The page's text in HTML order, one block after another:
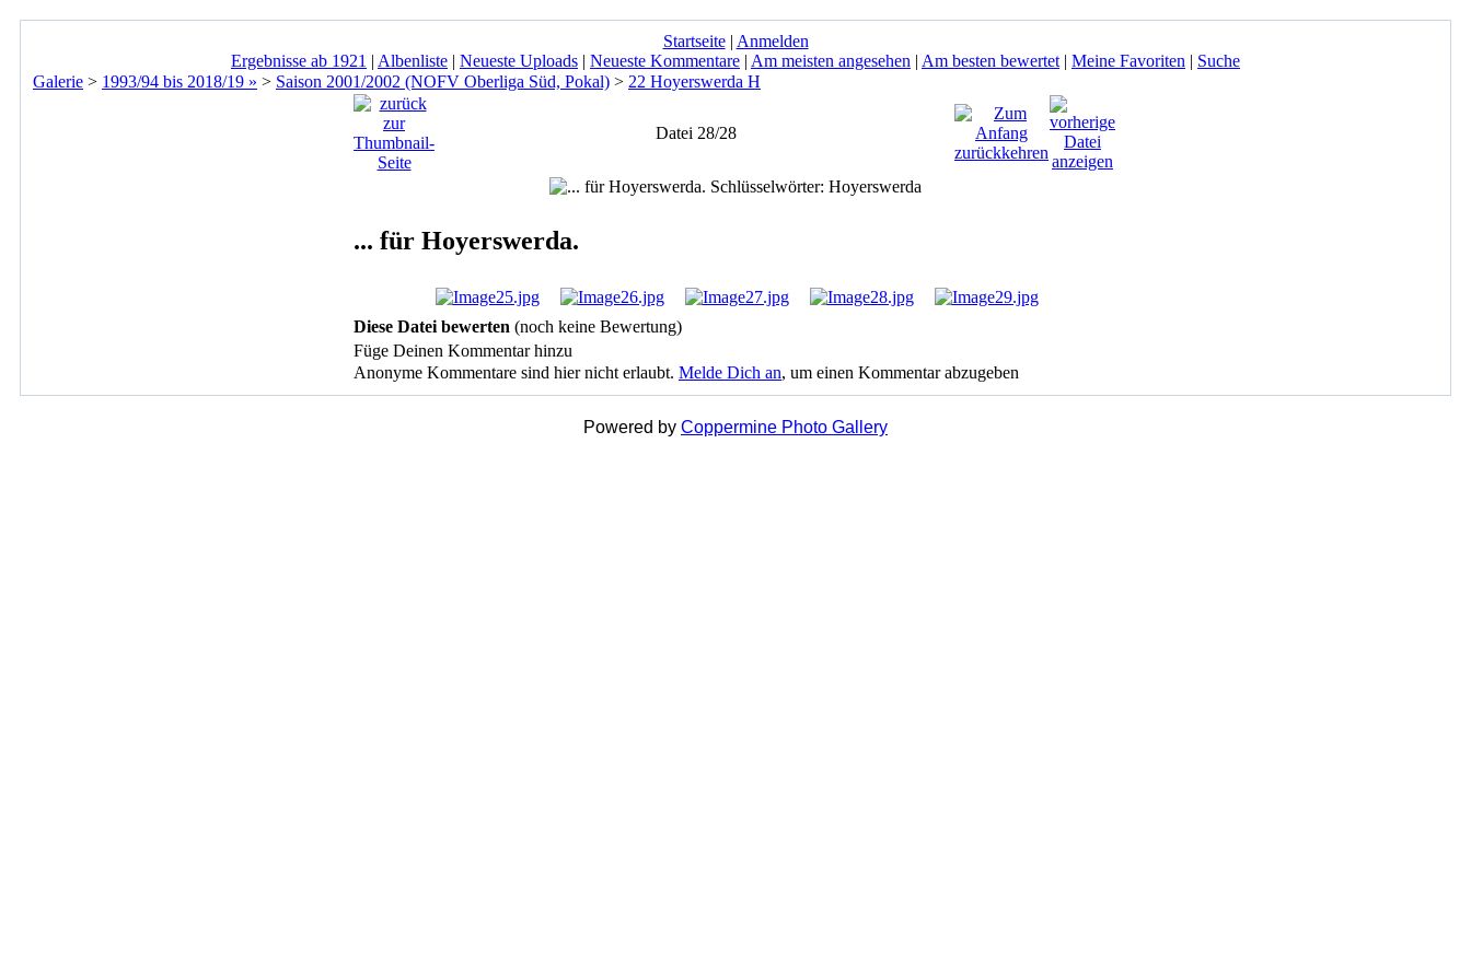
Startseite| Anmelden
Ergebnisse ab 1921 | Albenliste | Neueste Uploads | Neueste Kommentare | Am meisten angesehen | Am besten bewertet | Meine Favoriten | Suche
Galerie > 1993/94 bis 2018/19 » > Saison 2001/2002 (NOFV Oberliga Süd, Pokal) > 22 Hoyerswerda H
Datei 28/28
... für Hoyerswerda.
Diese Datei bewerten (noch keine Bewertung)
Füge Deinen Kommentar hinzu
Anonyme Kommentare sind hier nicht erlaubt. Melde Dich an, um einen Kommentar abzugeben
Powered by Coppermine Photo Gallery